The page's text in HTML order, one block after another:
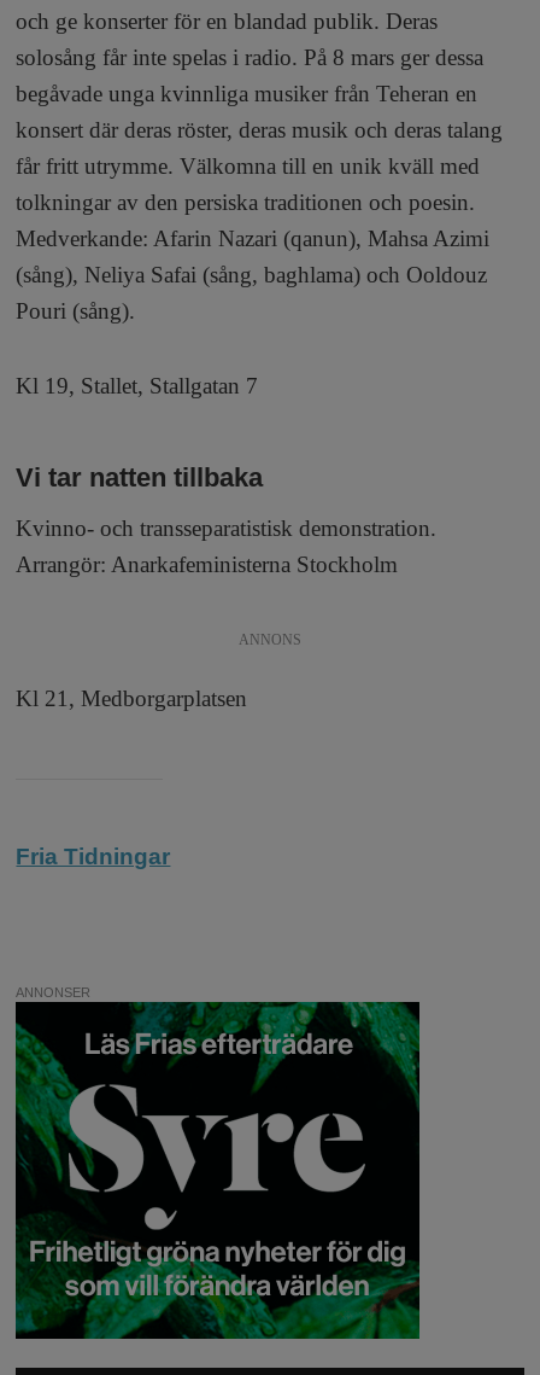
och ge konserter för en blandad publik. Deras
solosång får inte spelas i radio. På 8 mars ger dessa
begåvade unga kvinnliga musiker från Teheran en
konsert där deras röster, deras musik och deras talang
får fritt utrymme. Välkomna till en unik kväll med
tolkningar av den persiska traditionen och poesin.
Medverkande: Afarin Nazari (qanun), Mahsa Azimi
(sång), Neliya Safai (sång, baghlama) och Ooldouz
Pouri (sång).
Kl 19, Stallet, Stallgatan 7
Vi tar natten tillbaka
Kvinno- och transseparatistisk demonstration.
Arrangör: Anarkafeministerna Stockholm
ANNONS
Kl 21, Medborgarplatsen
Fria Tidningar
ANNONSER